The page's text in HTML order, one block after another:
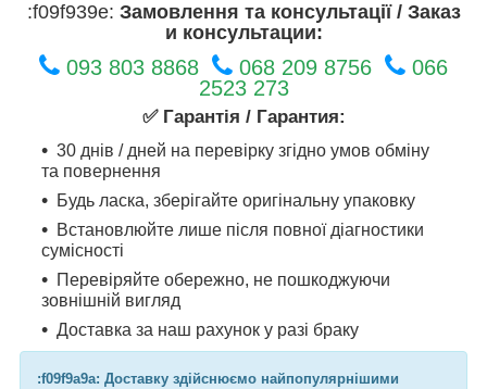
:f09f939e: Замовлення та консультації / Заказ
и консультации:
093 803 8868 068 209 8756
066
2523 273
✅ Гарантія / Гарантия:
30 днів / дней на перевірку згідно умов обміну
та повернення
Будь ласка, зберігайте оригінальну упаковку
Встановлюйте лише після повної діагностики
сумісності
Перевіряйте обережно, не пошкоджуючи
зовнішній вигляд
Доставка за наш рахунок у разі браку
:f09f9a9a: Доставку здійснюємо найпопулярнішими